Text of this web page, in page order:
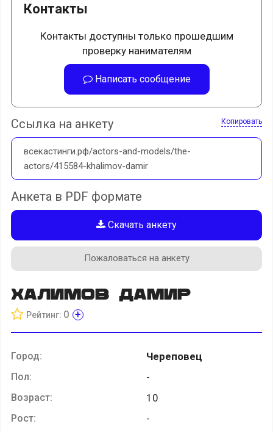
Контакты
Контакты доступны только прошедшим
проверку нанимателям
Написать сообщение
Ссылка на анкету Копировать
всекастинги.рф/actors-and-models/the-
actors/415584-khalimov-damir
Анкета в PDF формате
Скачать анкету
Пожаловаться на анкету
Халимов Дамир
Рейтинг: 0 +
Город: Череповец
Пол: -
Возраст: 10
Рост: -